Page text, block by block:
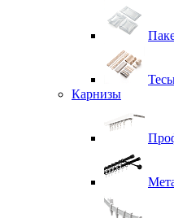
Карнизы